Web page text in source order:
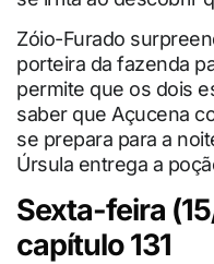
Zóio-Furado
porteira da fazenda
permite que os dois
saber que Açucena
se prepara para a
Úrsula entrega a
Sexta-feira
capítulo 131